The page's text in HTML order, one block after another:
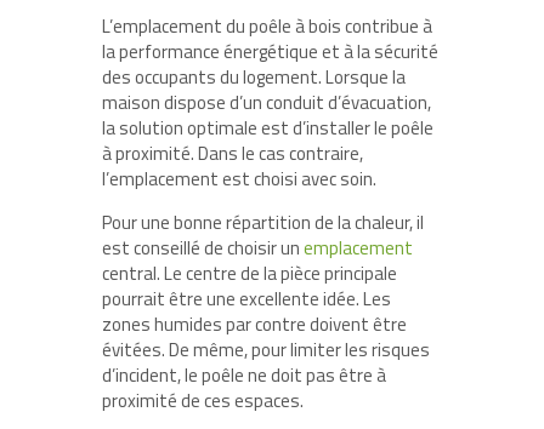
L’emplacement du poêle à bois contribue à
la performance énergétique et à la sécurité
des occupants du logement. Lorsque la
maison dispose d’un conduit d’évacuation,
la solution optimale est d’installer le poêle
à proximité. Dans le cas contraire,
l’emplacement est choisi avec soin.
Pour une bonne répartition de la chaleur, il
est conseillé de choisir unemplacement
central. Le centre de la pièce principale
pourrait être une excellente idée. Les
zones humides par contre doivent être
évitées. De même, pour limiter les risques
d’incident, le poêle ne doit pas être à
proximité de ces espaces.